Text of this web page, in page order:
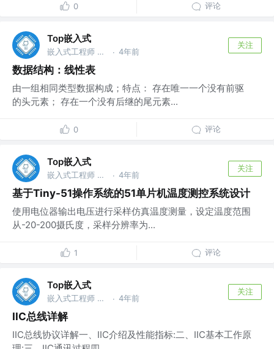
0 评论
Top嵌入式
嵌入式工程师 @华为 · 4年前
关注
数据结构：线性表
由一组相同类型数据构成；特点： 存在唯一一个没有前驱
的头元素； 存在一个没有后继的尾元素...
0 评论
Top嵌入式
嵌入式工程师 @华为 · 4年前
关注
基于Tiny-51操作系统的51单片机温度测控系统设计
使用电位器输出电压进行采样仿真温度测量，设定温度范围
从-20-200摄氏度，采样分辨率为...
1 评论
Top嵌入式
嵌入式工程师 @华为 · 4年前
关注
IIC总线详解
IIC总线协议详解一、IIC介绍及性能指标:二、IIC基本工作原